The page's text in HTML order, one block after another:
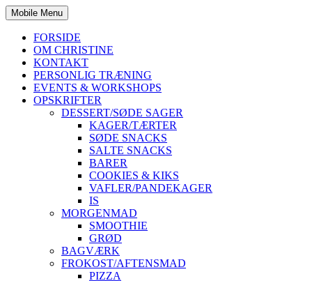
Mobile Menu
FORSIDE
OM CHRISTINE
KONTAKT
PERSONLIG TRÆNING
EVENTS & WORKSHOPS
OPSKRIFTER
DESSERT/SØDE SAGER
KAGER/TÆRTER
SØDE SNACKS
SALTE SNACKS
BARER
COOKIES & KIKS
VAFLER/PANDEKAGER
IS
MORGENMAD
SMOOTHIE
GRØD
BAGVÆRK
FROKOST/AFTENSMAD
PIZZA